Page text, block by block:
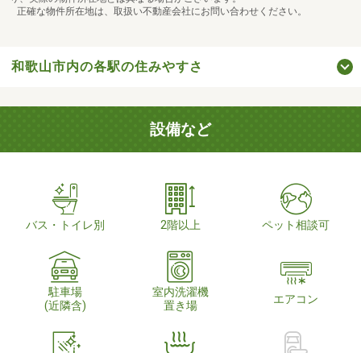
正確な物件所在地は、取扱い不動産会社にお問い合わせください。
和歌山市内の各駅の住みやすさ
設備など
バス・トイレ別 2階以上 ペット相談可
駐車場
(近隣含)
室内洗濯機
置き場
エアコン